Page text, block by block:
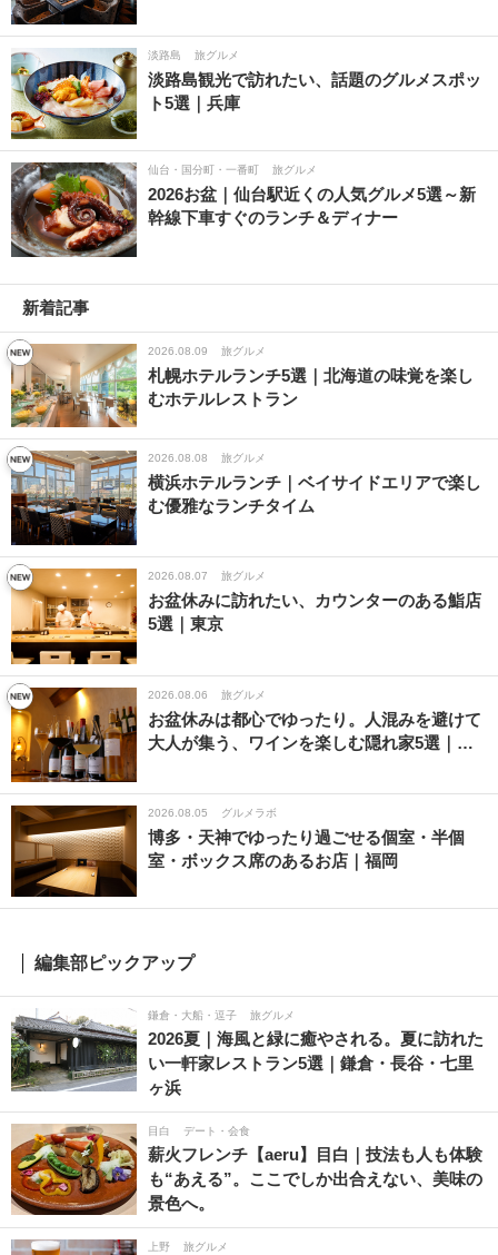
淡路島 旅グルメ
淡路島観光で訪れたい、話題のグルメスポッ
ト5選｜兵庫
仙台・国分町・一番町 旅グルメ
2026お盆｜仙台駅近くの人気グルメ5選～新
幹線下車すぐのランチ＆ディナー
新着記事
2026.08.09 旅グルメ
札幌ホテルランチ5選｜北海道の味覚を楽し
むホテルレストラン
2026.08.08 旅グルメ
横浜ホテルランチ｜ベイサイドエリアで楽し
む優雅なランチタイム
2026.08.07 旅グルメ
お盆休みに訪れたい、カウンターのある鮨店
5選｜東京
2026.08.06 旅グルメ
お盆休みは都心でゆったり。人混みを避けて
大人が集う、ワインを楽しむ隠れ家5選｜…
2026.08.05 グルメラボ
博多・天神でゆったり過ごせる個室・半個
室・ボックス席のあるお店｜福岡
編集部ピックアップ
鎌倉・大船・逗子 旅グルメ
2026夏｜海風と緑に癒やされる。夏に訪れた
い一軒家レストラン5選｜鎌倉・長谷・七里
ヶ浜
目白 デート・会食
薪火フレンチ【aeru】目白｜技法も人も体験
も“あえる”。ここでしか出合えない、美味の
景色へ。
上野 旅グルメ